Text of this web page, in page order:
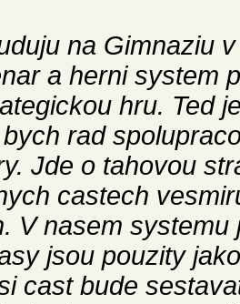
na Gimnaziu
a herni system
hru. Ted
rad
Jde o tahovou
castech
V nasem
jsou pouzity
cast bude